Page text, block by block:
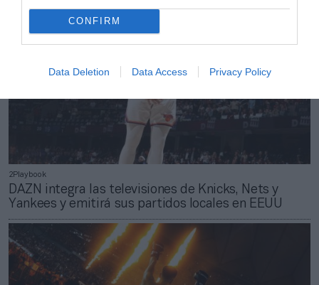
CONFIRM
Data Deletion Data Access Privacy Policy
2Playbook
DAZN integra las televisiones de Knicks, Nets y
Yankees y emitirá sus partidos locales en EEUU